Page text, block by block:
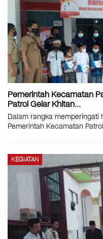
Pemerintah Kecamatan
Patrol Gelar Khitan…
Dalam rangka memperingati
Pemerintah Kecamatan
KEGIATAN